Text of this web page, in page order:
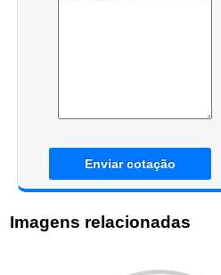
Enviar cotação
Imagens relacionadas